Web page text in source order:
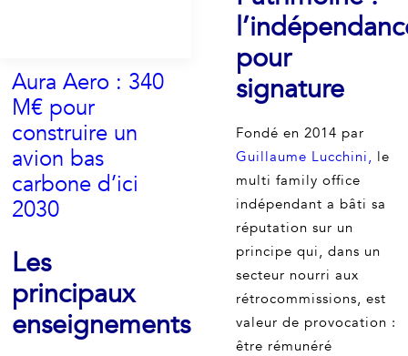
pour
signature
Fondé en 2014 par
Guillaume Lucchini, le
multi family office
indépendant a bâti sa
réputation sur un
principe qui, dans un
secteur nourri aux
rétrocommissions, est
valeur de provocation :
être rémunéré
Aura Aero : 340
M€ pour
construire un
avion bas
carbone d’ici
2030
Les
principaux
enseignements